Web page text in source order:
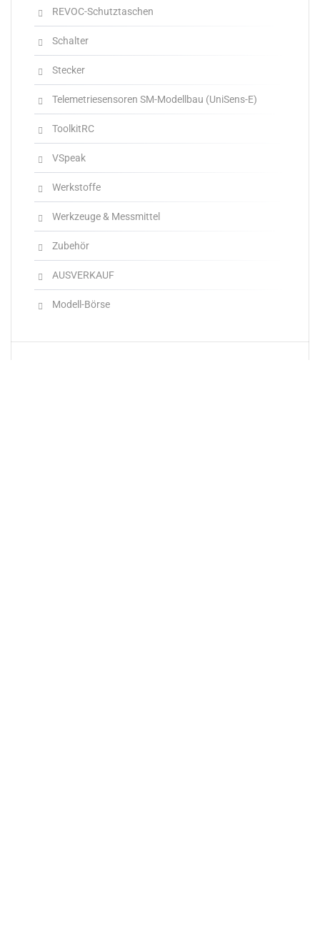
REVOC-Schutztaschen
Schalter
Stecker
Telemetriesensoren SM-Modellbau (UniSens-E)
ToolkitRC
VSpeak
Werkstoffe
Werkzeuge & Messmittel
Zubehör
AUSVERKAUF
Modell-Börse